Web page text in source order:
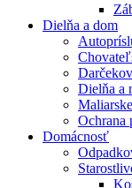
Dielňa a dom
Dielňa a
Ochrana
Domácnosť